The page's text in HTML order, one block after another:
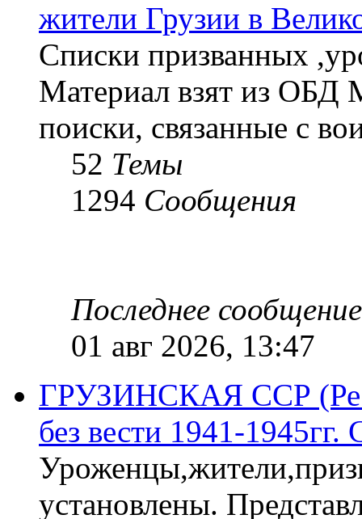
жители Грузии в
Списки призванных
Материал взят из ОБД
поиски, связанные с
52 Темы
1294 Сообщения
Последнее сообщение
01 авг 2026, 13:47
ГРУЗИНСКАЯ ССР
без вести 1941-
установлены.